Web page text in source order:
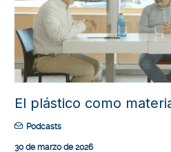
El plástico como
Podcasts
30 de marzo de 2026